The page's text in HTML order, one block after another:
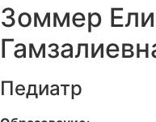
Зоммер
Педиатр